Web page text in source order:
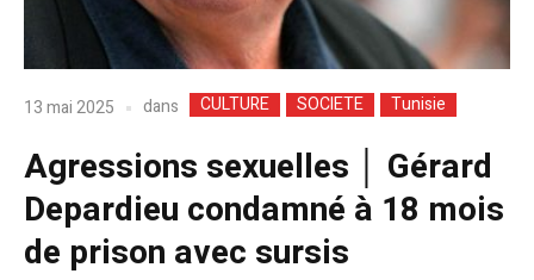
13 mai 2025 dans CULTURE SOCIETE Tunisie
Agressions sexuelles │ Gérard
Depardieu condamné à 18 mois
de prison avec sursis